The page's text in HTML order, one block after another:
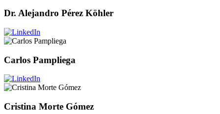
Dr. Alejandro Pérez Köhler
Carlos Pampliega
Cristina Morte Gómez